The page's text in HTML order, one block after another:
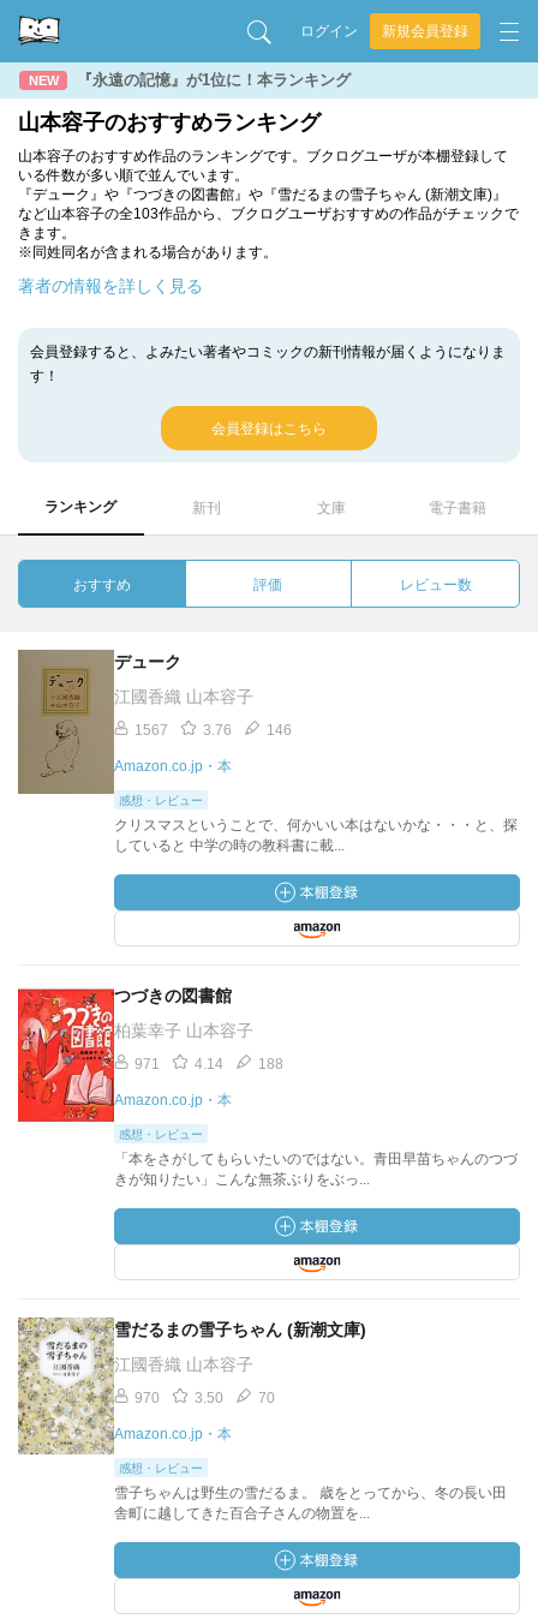
ログイン 新規会員登録
NEW 『永遠の記憶』が1位に！本ランキング
山本容子のおすすめランキング
山本容子のおすすめ作品のランキングです。ブクログユーザが本棚登録して
いる件数が多い順で並んでいます。
『デューク』や『つづきの図書館』や『雪だるまの雪子ちゃん (新潮文庫)』
など山本容子の全103作品から、ブクログユーザおすすめの作品がチェックで
きます。
※同姓同名が含まれる場合があります。
著者の情報を詳しく見る
会員登録すると、よみたい著者やコミックの新刊情報が届くようになりま
す！
会員登録はこちら
ランキング 新刊 文庫 電子書籍
おすすめ 評価 レビュー数
デューク
江國香織 山本容子
1567 3.76 146
Amazon.co.jp・本
感想・レビュー
クリスマスということで、何かいい本はないかな・・・と、探
していると 中学の時の教科書に載...
つづきの図書館
柏葉幸子 山本容子
971 4.14 188
Amazon.co.jp・本
感想・レビュー
「本をさがしてもらいたいのではない。青田早苗ちゃんのつづ
きが知りたい」こんな無茶ぶりをぶっ...
雪だるまの雪子ちゃん (新潮文庫)
江國香織 山本容子
970 3.50 70
Amazon.co.jp・本
感想・レビュー
雪子ちゃんは野生の雪だるま。 歳をとってから、冬の長い田
舎町に越してきた百合子さんの物置を...